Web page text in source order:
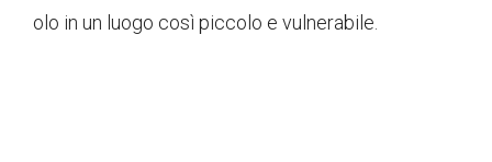
olo in un luogo così piccolo e vulnerabile.